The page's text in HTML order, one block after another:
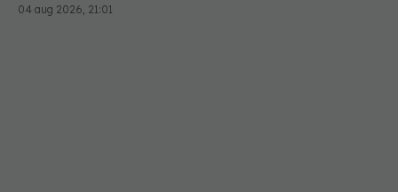
04 aug 2026, 21:01